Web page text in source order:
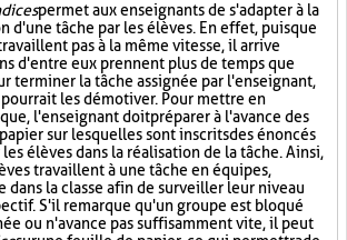
permet aux enseignants de s'adapter à la
d'une tâche par les élèves. En effet, puisque
pas à la même vitesse, il arrive
d'entre eux prennent plus de temps que
terminer la tâche assignée par l'enseignant,
les démotiver. Pour mettre en
l'enseignant doit préparer à l'avance des
sur lesquelles sont inscrits des énoncés
élèves dans la réalisation de la tâche. Ainsi,
travaillent à une tâche en équipes,
dans la classe afin de surveiller leur niveau
S'il remarque qu'un groupe est bloqué
ou n'avance pas suffisamment vite, il peut